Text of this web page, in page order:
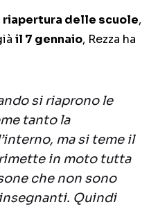
riapertura delle scuole,
il 7 gennaio, Rezza ha
si riaprono le
tanto la
ma si teme il
in moto tutta
che non sono
Quindi